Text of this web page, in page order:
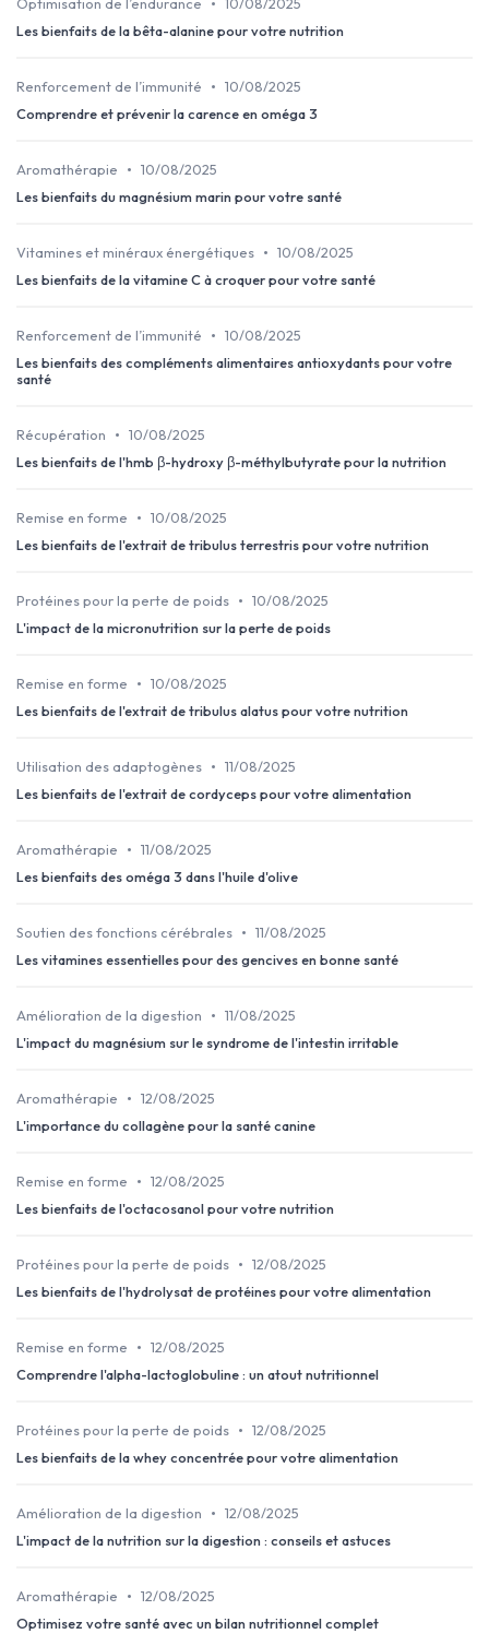
Optimisation de l’endurance
10/08/2025
Les bienfaits de la bêta-alanine pour votre nutrition
Renforcement de l’immunité • 10/08/2025
Comprendre et prévenir la carence en oméga 3
Aromathérapie • 10/08/2025
Les bienfaits du magnésium marin pour votre santé
Vitamines et minéraux énergétiques • 10/08/2025
Les bienfaits de la vitamine C à croquer pour votre santé
Renforcement de l’immunité • 10/08/2025
Les bienfaits des compléments alimentaires antioxydants pour votre
santé
Récupération • 10/08/2025
Les bienfaits de l'hmb β-hydroxy β-méthylbutyrate pour la nutrition
Remise en forme • 10/08/2025
Les bienfaits de l'extrait de tribulus terrestris pour votre nutrition
Protéines pour la perte de poids • 10/08/2025
L'impact de la micronutrition sur la perte de poids
Remise en forme • 10/08/2025
Les bienfaits de l'extrait de tribulus alatus pour votre nutrition
Utilisation des adaptogènes • 11/08/2025
Les bienfaits de l'extrait de cordyceps pour votre alimentation
Aromathérapie • 11/08/2025
Les bienfaits des oméga 3 dans l'huile d'olive
Soutien des fonctions cérébrales • 11/08/2025
Les vitamines essentielles pour des gencives en bonne santé
Amélioration de la digestion • 11/08/2025
L'impact du magnésium sur le syndrome de l'intestin irritable
Aromathérapie • 12/08/2025
L'importance du collagène pour la santé canine
Remise en forme • 12/08/2025
Les bienfaits de l'octacosanol pour votre nutrition
Protéines pour la perte de poids • 12/08/2025
Les bienfaits de l'hydrolysat de protéines pour votre alimentation
Remise en forme • 12/08/2025
Comprendre l'alpha-lactoglobuline : un atout nutritionnel
Protéines pour la perte de poids • 12/08/2025
Les bienfaits de la whey concentrée pour votre alimentation
Amélioration de la digestion • 12/08/2025
L'impact de la nutrition sur la digestion : conseils et astuces
Aromathérapie • 12/08/2025
Optimisez votre santé avec un bilan nutritionnel complet